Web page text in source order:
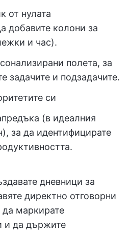
от нулата
добавите колони за
и час).
полета, за
задачите и подзадачите.
си
(в идеалния
за да идентифицирате
дневници за
директно отговорни
маркирате
и да държите